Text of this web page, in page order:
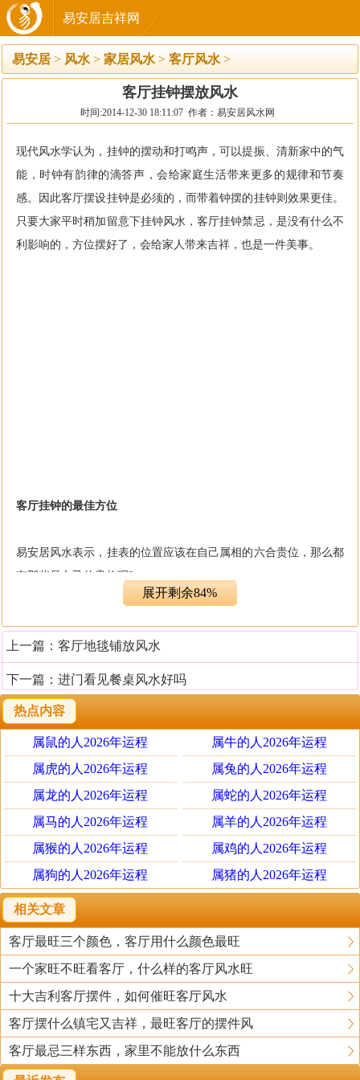
易安居吉祥网
易安居 > 风水 > 家居风水 > 客厅风水 >
客厅挂钟摆放风水
时间:2014-12-30 18:11:07 作者：易安居风水网
现代风水学认为，挂钟的摆动和打鸣声，可以提振、清新家中的气
能，时钟有韵律的滴答声，会给家庭生活带来更多的规律和节奏
感。因此客厅摆设挂钟是必须的，而带着钟摆的挂钟则效果更佳。
只要大家平时稍加留意下挂钟风水，客厅挂钟禁忌，是没有什么不
利影响的，方位摆好了，会给家人带来吉祥，也是一件美事。
客厅挂钟的最佳方位
易安居风水表示，挂表的位置应该在自己属相的六合贵位，那么都
有那些是自己的贵位呢?
属鼠：凡是在1924、1936、1948、1960、1972、1984、1996、2008
年所生的人，钟表应该挂在客厅正中央的位置。
属虎：凡是在1926、1938、1950、1962、1974、1986、1998、2010
年所生的人，钟表应该挂在客厅的北角的北墙上。
属兔：凡是在1927、1939、1951、1963、1975、1987、1999、2011
年所生的人，钟表应该挂在客厅的西北角的西墙上。
属龙：凡是在1928、1940、1952、1964、1976、1988、2000年所生
的人，钟表应该挂在客厅的西墙的正中央位置。
属蛇：凡是在1929、1941、1953、1965、1977、1989、2001年所生
人，钟表应该挂在客厅的西北墙上。
属马：凡是在1930、1942、1954、1966、1978、1990、2002年所生
的人，钟表应该挂在客厅的西南角的南墙上。间的西南角的西墙
上。
展开剩余84%
上一篇： 客厅地毯铺放风水
下一篇： 进门看见餐桌风水好吗
热点内容
属鼠的人2026年运程
属牛的人2026年运程
属虎的人2026年运程
属兔的人2026年运程
属龙的人2026年运程
属蛇的人2026年运程
属马的人2026年运程
属羊的人2026年运程
属猴的人2026年运程
属鸡的人2026年运程
属狗的人2026年运程
属猪的人2026年运程
相关文章
客厅最旺三个颜色，客厅用什么颜色最旺
一个家旺不旺看客厅，什么样的客厅风水旺
十大吉利客厅摆件，如何催旺客厅风水
客厅摆什么镇宅又吉祥，最旺客厅的摆件风
客厅最忌三样东西，家里不能放什么东西